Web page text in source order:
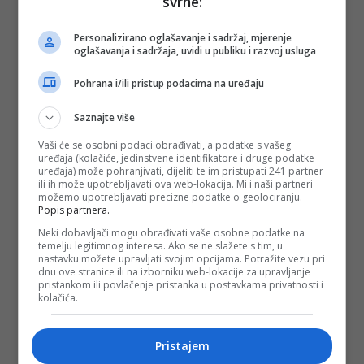
Personalizirano oglašavanje i sadržaj, mjerenje
oglašavanja i sadržaja, uvidi u publiku i razvoj usluga
Pohrana i/ili pristup podacima na uređaju
Saznajte više
Vaši će se osobni podaci obrađivati, a podatke s vašeg
uređaja (kolačiće, jedinstvene identifikatore i druge podatke
uređaja) može pohranjivati, dijeliti te im pristupati 241 partner
ili ih može upotrebljavati ova web-lokacija. Mi i naši partneri
možemo upotrebljavati precizne podatke o geolociranju.
Popis partnera.
Neki dobavljači mogu obrađivati vaše osobne podatke na
temelju legitimnog interesa. Ako se ne slažete s tim, u
nastavku možete upravljati svojim opcijama. Potražite vezu pri
dnu ove stranice ili na izborniku web-lokacije za upravljanje
pristankom ili povlačenje pristanka u postavkama privatnosti i
kolačića.
Pristajem